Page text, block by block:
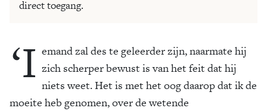
direct toegang.
‘I emand zal des te geleerder zijn, naarmate hij
zich scherper bewust is van het feit dat hij
niets weet. Het is met het oog daarop dat ik de
moeite heb genomen, over de wetende